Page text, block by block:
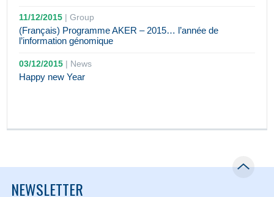
11/12/2015 |Group
(Français) Programme AKER – 2015… l’année de
l’information génomique
03/12/2015 | News
Happy new Year
NEWSLETTER